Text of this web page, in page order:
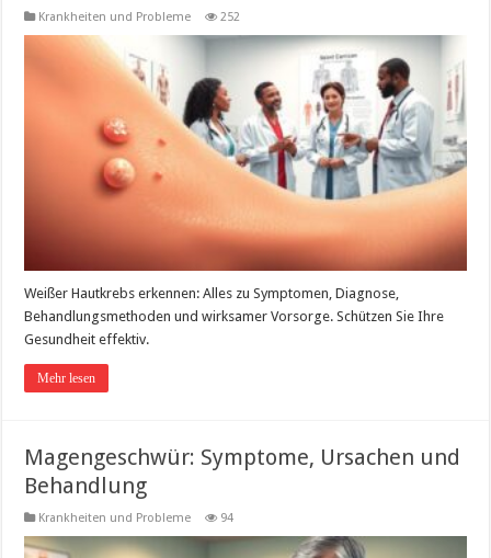
Krankheiten und Probleme 252
Weißer Hautkrebs erkennen: Alles zu Symptomen, Diagnose,
Behandlungsmethoden und wirksamer Vorsorge. Schützen Sie Ihre
Gesundheit effektiv.
Mehr lesen
Magengeschwür: Symptome, Ursachen und
Behandlung
Krankheiten und Probleme 94